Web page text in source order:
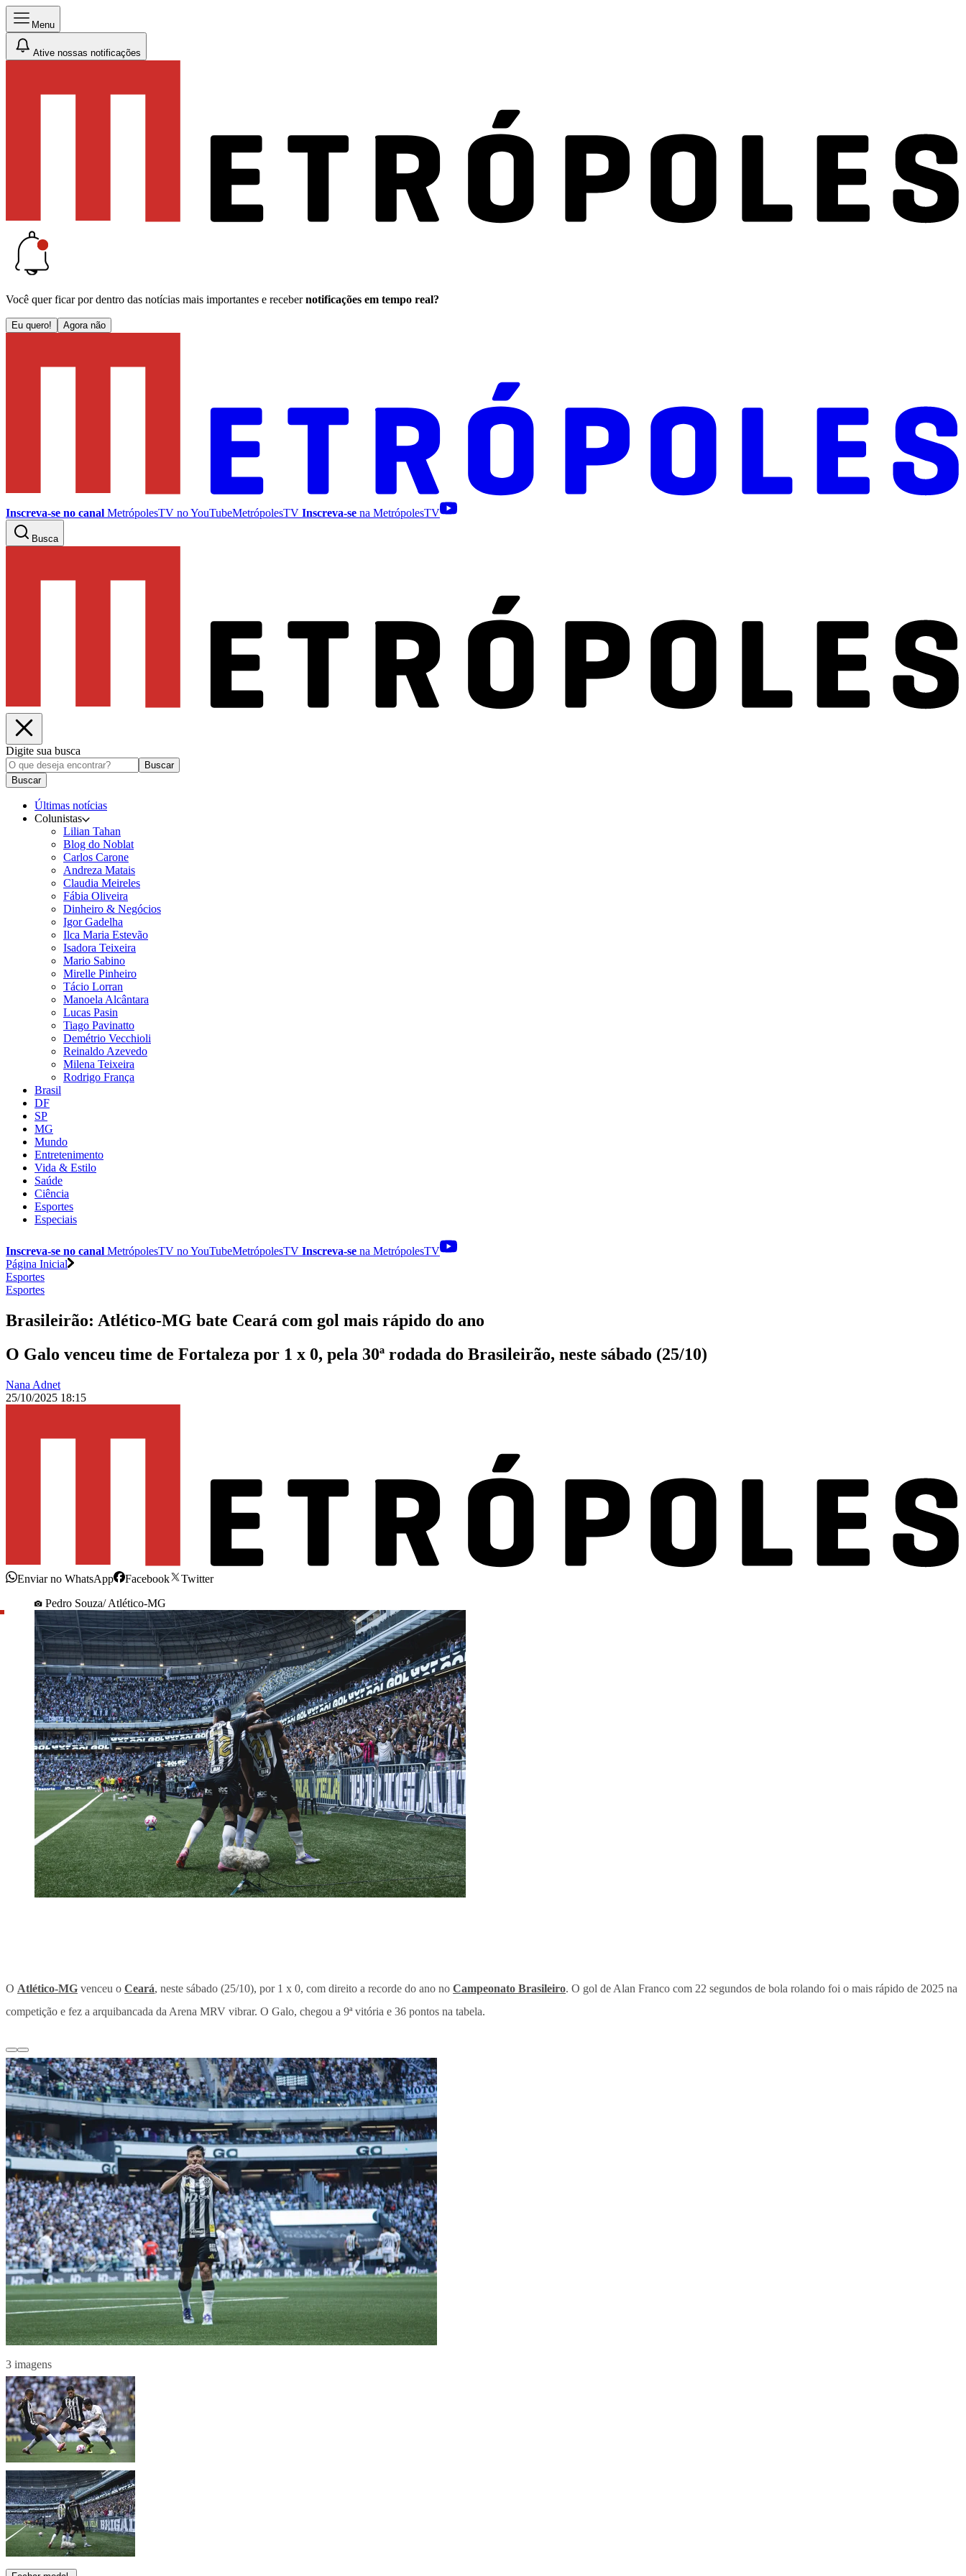
Menu
Ative nossas notificações
Você quer ficar por dentro das notícias mais importantes e receber notificações em tempo real?
Eu quero! Agora não
Inscreva-se no canal MetrópolesTV noYouTubeMetrópolesTV Inscreva-se na MetrópolesTV
Busca
Digite sua busca
Buscar
Buscar
Últimas notícias
Colunistas
Lilian Tahan
Blog do Noblat
Carlos Carone
Andreza Matais
Claudia Meireles
Fábia Oliveira
Dinheiro & Negócios
Igor Gadelha
Ilca Maria Estevão
Isadora Teixeira
Mario Sabino
Mirelle Pinheiro
Tácio Lorran
Manoela Alcântara
Lucas Pasin
Tiago Pavinatto
Demétrio Vecchioli
Reinaldo Azevedo
Milena Teixeira
Rodrigo França
Brasil
DF
SP
MG
Mundo
Entretenimento
Vida & Estilo
Saúde
Ciência
Esportes
Especiais
Inscreva-se no canal MetrópolesTV noYouTubeMetrópolesTV Inscreva-se na MetrópolesTV
Página Inicial
Esportes
Esportes
Brasileirão: Atlético-MG bate Ceará com gol mais rápido do ano
O Galo venceu time de Fortaleza por 1 x 0, pela 30ª rodada do Brasileirão, neste sábado (25/10)
Nana Adnet
25/10/2025 18:15
Enviar no WhatsApp Facebook
Twitter
Pedro Souza/ Atlético-MG
O Atlético-MG venceu o Ceará, neste sábado (25/10), por 1 x 0, com direito a recorde do ano no Campeonato Brasileiro. O gol de Alan Franco com 22 segundos de bola rolando foi o mais rápido de 2025 na
competição e fez a arquibancada da Arena MRV vibrar. O Galo, chegou a 9ª vitória e 36 pontos na tabela.
3 imagens